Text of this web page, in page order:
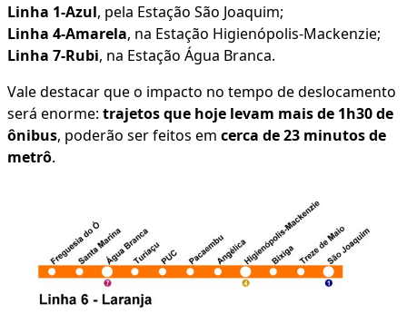
Linha 1‑Azul, pela Estação São Joaquim;
Linha 4‑Amarela, na Estação Higienópolis‑Mackenzie;
Linha 7‑Rubi, na Estação Água Branca.
Vale destacar que o impacto no tempo de deslocamento
será enorme: trajetos que hoje levam mais de 1h30 de
ônibus, poderão ser feitos em cerca de 23 minutos de
metrô.